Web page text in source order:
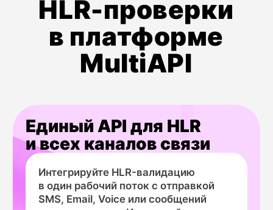
Сравнение HLR API
с другими
методами
проверки
в MultiAPI